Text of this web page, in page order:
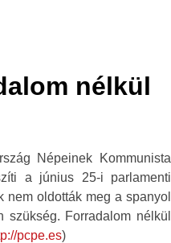
nélkül
Népeinek Kommunista
a június 25-i parlamenti
nem oldották meg a spanyol
szükség. Forradalom nélkül
pcpe.es)